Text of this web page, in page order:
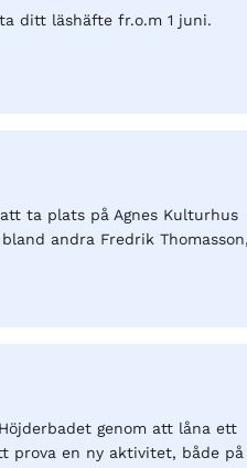
ditt läshäfte fr.o.m 1 juni.
ta plats på Agnes Kulturhus
andra Fredrik Thomasson,
genom att låna ett
prova en ny aktivitet, både på